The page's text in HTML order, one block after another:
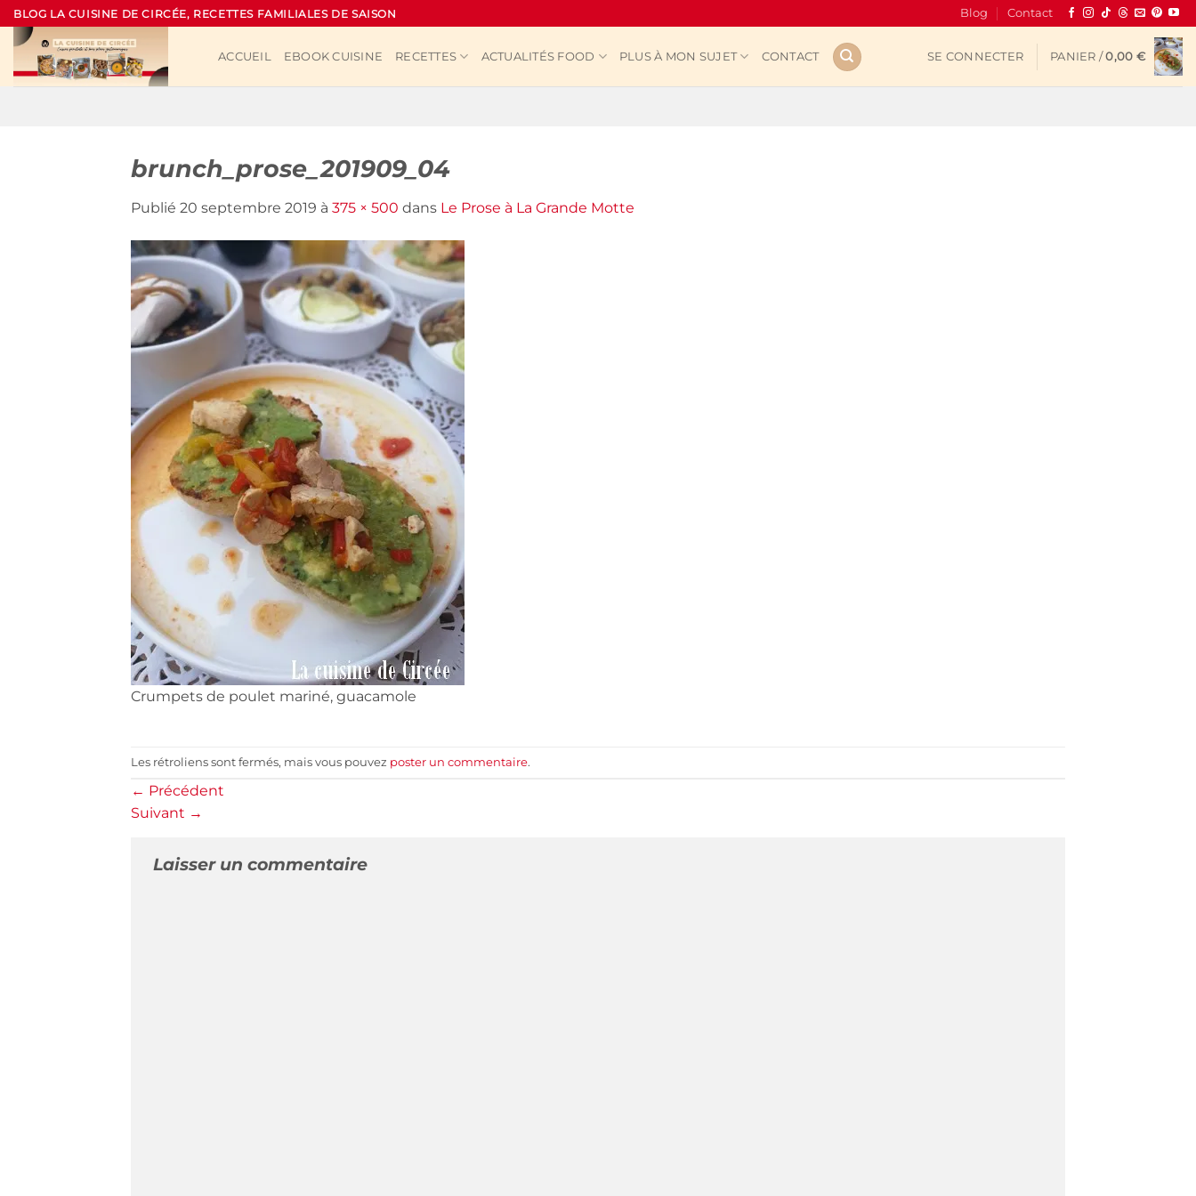
Passer
au
contenu
BLOG LA CUISINE DE CIRCÉE, RECETTES FAMILIALES DE SAISON Blog Contact
ACCUEIL EBOOK CUISINE RECETTES ACTUALITÉS FOOD PLUS À MON SUJET CONTACT SE CONNECTER PANIER /0,00 €
brunch_prose_201909_04
Publié 20 septembre 2019 à 375 × 500 dans Le Prose à La Grande Motte
Crumpets de poulet mariné, guacamole
Les rétroliens sont fermés, mais vous pouvez poster un commentaire.
← Précédent
Suivant →
Laisser un commentaire